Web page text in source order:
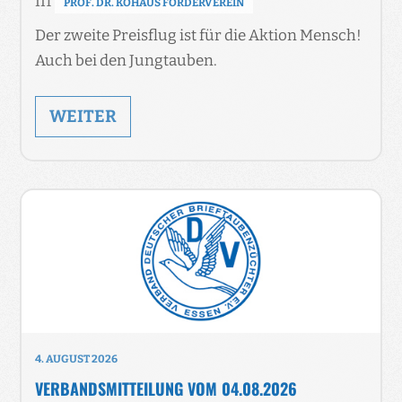
Der zweite Preisflug ist für die Aktion Mensch!
Auch bei den Jungtauben.
WEITER
4. AUGUST 2026
VERBANDSMITTEILUNG VOM 04.08.2026